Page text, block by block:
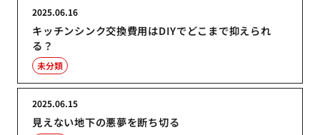
キッチンシンク交換費用はDIYでどこまで抑えられ
る？
2025.06.16
未分類
見えない地下の悪夢を断ち切る
2025.06.15